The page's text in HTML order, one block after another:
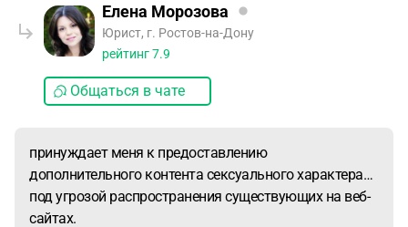
Елена Морозова
Юрист, г. Ростов-на-Дону
рейтинг7.9
Общаться в чате
принуждает меня к предоставлению
дополнительного контента сексуального характера…
под угрозой распространения существующих на веб-
сайтах.